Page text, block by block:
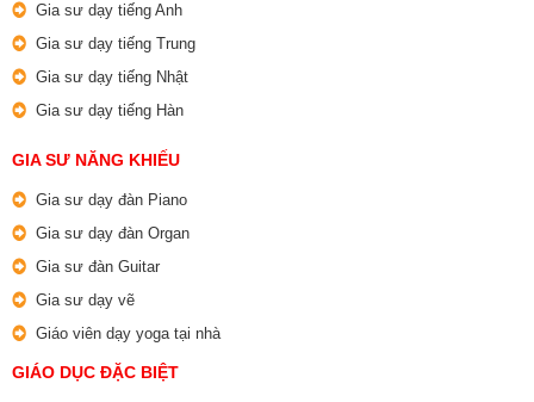
Gia sư dạy tiếng Anh
Gia sư dạy tiếng Trung
Gia sư dạy tiếng Nhật
Gia sư dạy tiếng Hàn
GIA SƯ NĂNG KHIẾU
Gia sư dạy đàn Piano
Gia sư dạy đàn Organ
Gia sư đàn Guitar
Gia sư dạy vẽ
Giáo viên dạy yoga tại nhà
GIÁO DỤC ĐẶC BIỆT